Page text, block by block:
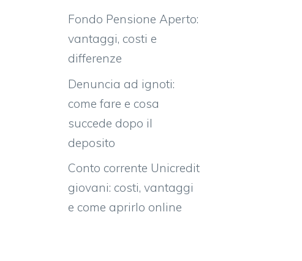
Fondo Pensione Aperto:
vantaggi, costi e
differenze
Denuncia ad ignoti:
come fare e cosa
succede dopo il
deposito
Conto corrente Unicredit
giovani: costi, vantaggi
e come aprirlo online